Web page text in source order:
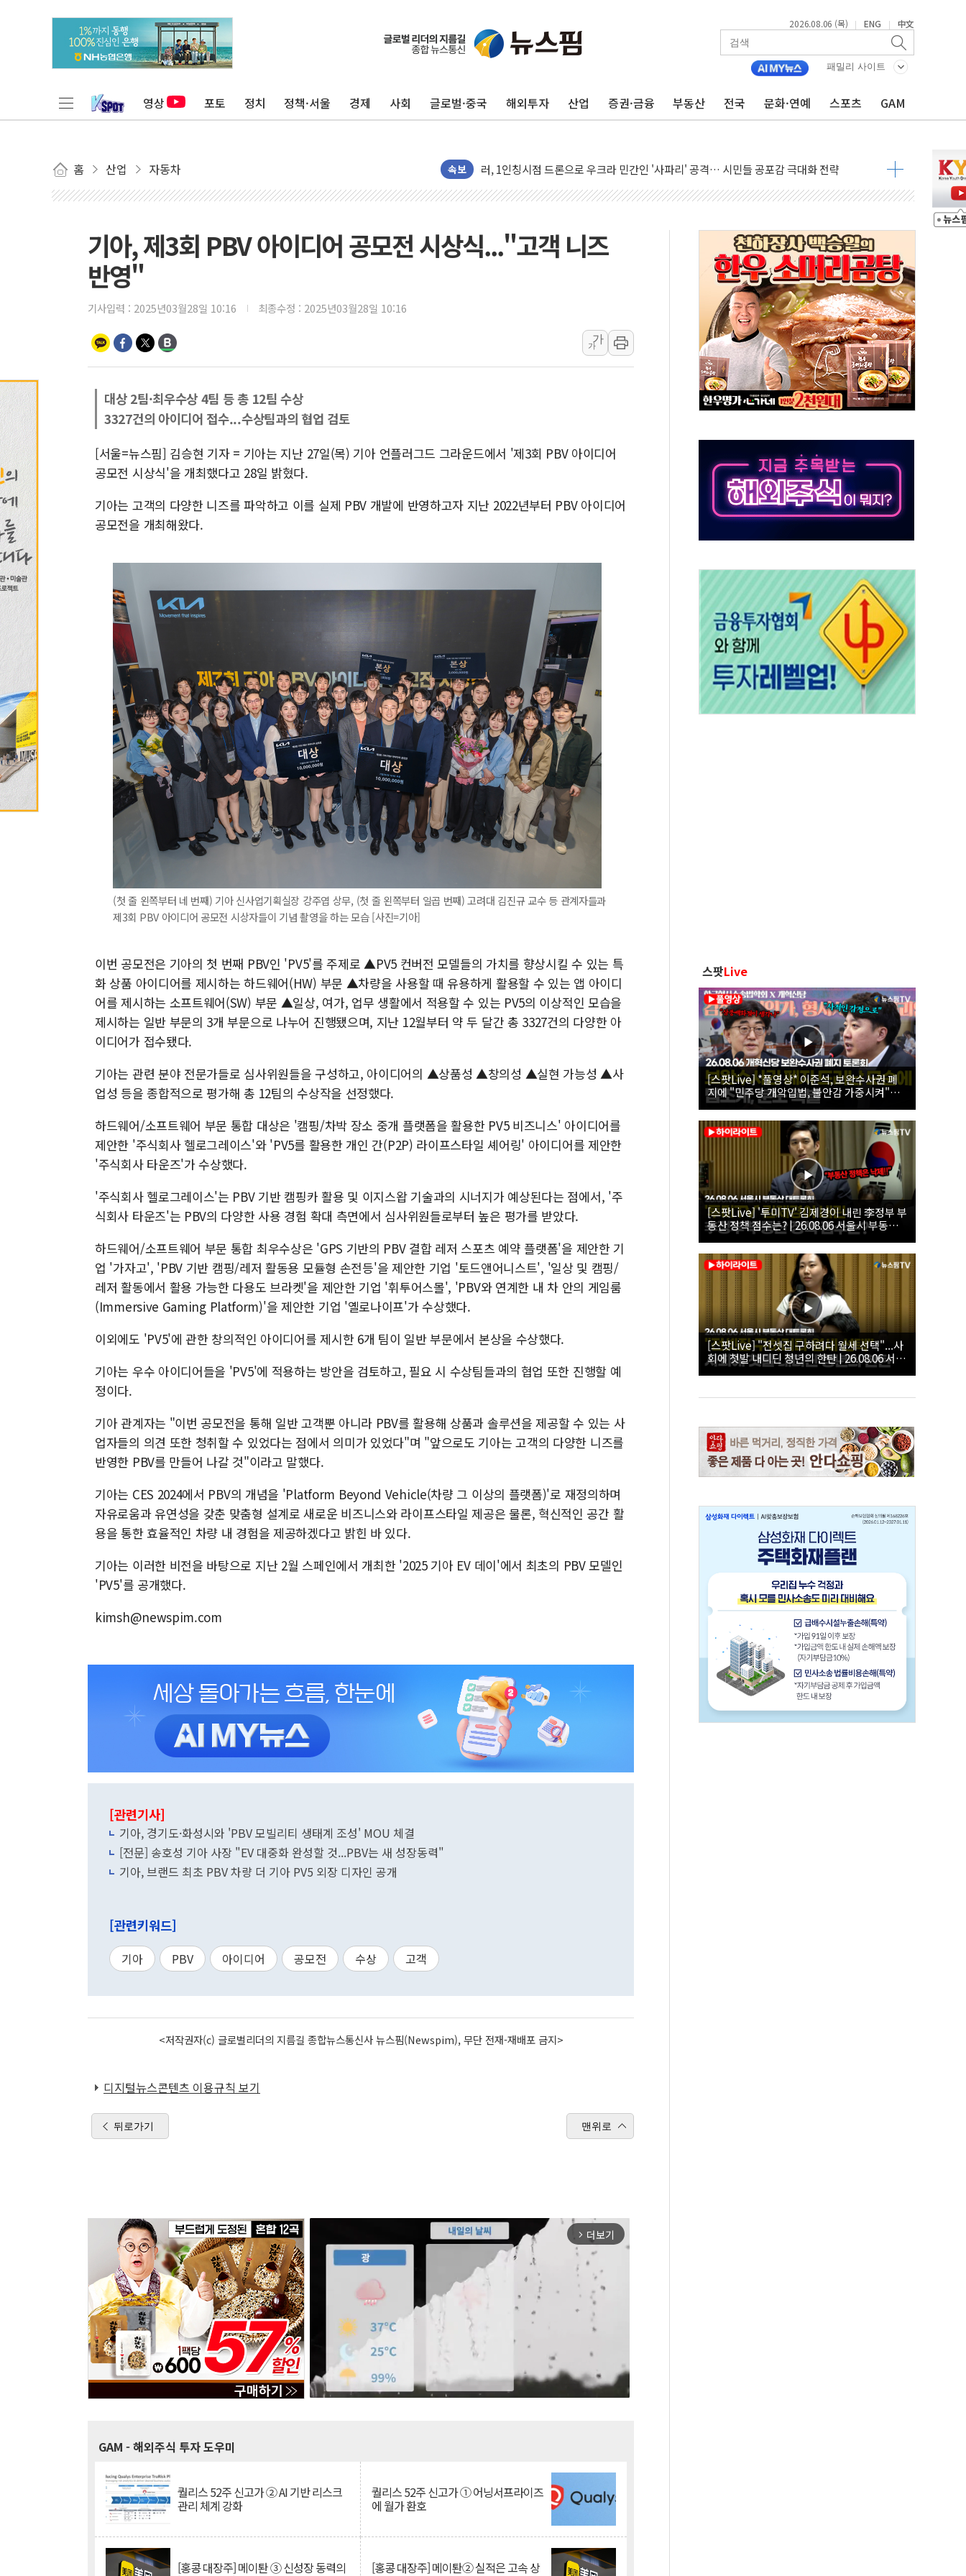
2026.08.06 (목) | ENG | 中文
패밀리 사이트
영상 포토 정치 정책·서울 경제 사회 글로벌·중국 해외투자 산업 증권·금융 부동산 전국 문화·연예 스포츠 GAM
홈 산업 자동차 속보
금값 7주 만에 최고…美 고용 둔화·호르무즈 재개방 기대에 강세
[인도증시] 중동 긴장 완화에 실적 호조까지, 상승...호실적 보고 기업 상승세 뚜렷
[베트남 증시] 지수 하락 속 'DGC' 임시 주총 기대감에 홀로 상한가…마진 잔액은 사상 최고
'월가의 황제' 다이먼 "금융시장 레버리지 위험수위…숨은 차입이 더 큰 변수"
김정관 산업부 장관 "주 52시간 손봐야, 경쟁상대 中과 비교해야"
해군 1함대 창설 80주년…지역과 함께하는 '선봉'의 대민 봉사
[3보] 북, 원산서 동해로 단거리 탄도미사일 1발 발사… 올해 10번째·42일 만 도발
우크라 드론 전술, 중남미 콜롬비아에 새 안보 위기… 반군·마약카르텔이 습득해 전투 활용
주한미군 "오산기지 누출, 백린 아닌 무해한 표면 부식 물질"
구미 폐염산처리업체서 불 2시간30여분만에 진화...외국인 노동자 숨져
강원도 폭염특보 11일째…온열질환·가축 피해 최소화 '총력 대응'
[르포] 39도 폭염 속 잠실 개표소 시위 '62일째'..."대부분 여기서 상주"
강원·전라권 폭염중대경보 확대…온열질환자 2665명·사망 23명
빚투·레버리지 줄었지만, 반도체 두 종목에 코스피 '휘청'
[2보] 북한, 원산서 동해상 단거리 탄도미사일 발사
기아, 제3회 PBV 아이디어 공모전 시상식..."고객 니즈
반영"
기사입력 : 2025년03월28일 10:16 최종수정 : 2025년03월28일 10:16
가
가
대상 2팀·최우수상 4팀 등 총 12팀 수상
3327건의 아이디어 접수...수상팀과의 협업 검토
[서울=뉴스핌] 김승현 기자 = 기아는 지난 27일(목) 기아 언플러그드 그라운드에서 '제3회 PBV 아이디어
공모전 시상식'을 개최했다고 28일 밝혔다.
기아는 고객의 다양한 니즈를 파악하고 이를 실제 PBV 개발에 반영하고자 지난 2022년부터 PBV 아이디어
공모전을 개최해왔다.
(첫 줄 왼쪽부터 네 번째) 기아 신사업기획실장 강주엽 상무, (첫 줄 왼쪽부터 일곱 번째) 고려대 김진규 교수 등 관계자들과
제3회 PBV 아이디어 공모전 시상자들이 기념 촬영을 하는 모습 [사진=기아]
이번 공모전은 기아의 첫 번째 PBV인 'PV5'를 주제로 ▲PV5 컨버전 모델들의 가치를 향상시킬 수 있는 특
화 상품 아이디어를 제시하는 하드웨어(HW) 부문 ▲차량을 사용할 때 유용하게 활용할 수 있는 앱 아이디
어를 제시하는 소프트웨어(SW) 부문 ▲일상, 여가, 업무 생활에서 적용할 수 있는 PV5의 이상적인 모습을
제시하는 일반 부문의 3개 부문으로 나누어 진행됐으며, 지난 12월부터 약 두 달간 총 3327건의 다양한 아
이디어가 접수됐다.
기아는 관련 분야 전문가들로 심사위원들을 구성하고, 아이디어의 ▲상품성 ▲창의성 ▲실현 가능성 ▲사
업성 등을 종합적으로 평가해 총 12팀의 수상작을 선정했다.
하드웨어/소프트웨어 부문 통합 대상은 '캠핑/차박 장소 중개 플랫폼을 활용한 PV5 비즈니스' 아이디어를
제안한 '주식회사 헬로그레이스'와 'PV5를 활용한 개인 간(P2P) 라이프스타일 셰어링' 아이디어를 제안한
'주식회사 타운즈'가 수상했다.
'주식회사 헬로그레이스'는 PBV 기반 캠핑카 활용 및 이지스왑 기술과의 시너지가 예상된다는 점에서, '주
식회사 타운즈'는 PBV의 다양한 사용 경험 확대 측면에서 심사위원들로부터 높은 평가를 받았다.
하드웨어/소프트웨어 부문 통합 최우수상은 'GPS 기반의 PBV 결합 레저 스포츠 예약 플랫폼'을 제안한 기
업 '가자고', 'PBV 기반 캠핑/레저 활동용 모듈형 손전등'을 제안한 기업 '토드앤어니스트', '일상 및 캠핑/
레저 활동에서 활용 가능한 다용도 브라켓'을 제안한 기업 '휘투어스몰', 'PBV와 연계한 내 차 안의 게임룸
(Immersive Gaming Platform)'을 제안한 기업 '옐로나이프'가 수상했다.
이외에도 'PV5'에 관한 창의적인 아이디어를 제시한 6개 팀이 일반 부문에서 본상을 수상했다.
기아는 우수 아이디어들을 'PV5'에 적용하는 방안을 검토하고, 필요 시 수상팀들과의 협업 또한 진행할 예
정이다.
기아 관계자는 "이번 공모전을 통해 일반 고객뿐 아니라 PBV를 활용해 상품과 솔루션을 제공할 수 있는 사
업자들의 의견 또한 청취할 수 있었다는 점에서 의미가 있었다"며 "앞으로도 기아는 고객의 다양한 니즈를
반영한 PBV를 만들어 나갈 것"이라고 말했다.
기아는 CES 2024에서 PBV의 개념을 'Platform Beyond Vehicle(차량 그 이상의 플랫폼)'로 재정의하며
자유로움과 유연성을 갖춘 맞춤형 설계로 새로운 비즈니스와 라이프스타일 제공은 물론, 혁신적인 공간 활
용을 통한 효율적인 차량 내 경험을 제공하겠다고 밝힌 바 있다.
기아는 이러한 비전을 바탕으로 지난 2월 스페인에서 개최한 '2025 기아 EV 데이'에서 최초의 PBV 모델인
'PV5'를 공개했다.
kimsh@newspim.com
[관련기사]
기아, 경기도·화성시와 'PBV 모빌리티 생태계 조성' MOU 체결
[전문] 송호성 기아 사장 "EV 대중화 완성할 것...PBV는 새 성장동력"
기아, 브랜드 최초 PBV 차량 더 기아 PV5 외장 디자인 공개
[관련키워드]
기아 PBV 아이디어 공모전 수상 고객
<저작권자(c) 글로벌리더의 지름길 종합뉴스통신사 뉴스핌(Newspim), 무단 전재-재배포 금지>
디지털뉴스콘텐츠 이용규칙 보기
뒤로가기 맨위로
arrow_forward_ios 더보기
GAM - 해외주식 투자 도우미
퀄리스 52주 신고가 ② AI 기반 리스크
관리 체계 강화
퀄리스 52주 신고가 ① 어닝서프라이즈
에 월가 환호
[홍콩 대장주] 메이퇀 ③ 신성장 동력의 [홍콩 대장주] 메이퇀② 실적은 고속 상
스팟Live
[스팟Live] *풀영상* 이준석, 보완수사권 폐
지에 "민주당 개악입법, 불안감 가중시켜"｜
26.08.06 개혁신당 보완수사권 폐지 토론회
[스팟Live] '투미TV' 김제경이 내린 李정부 부
동산 정책 점수는? | 26.08.06 서울시 부동산
대토론회
[스팟Live] "전셋집 구하려다 월세 선택"...사
회에 첫발 내디딘 청년의 한탄 | 26.08.06 서울
시 부동산 대토론회